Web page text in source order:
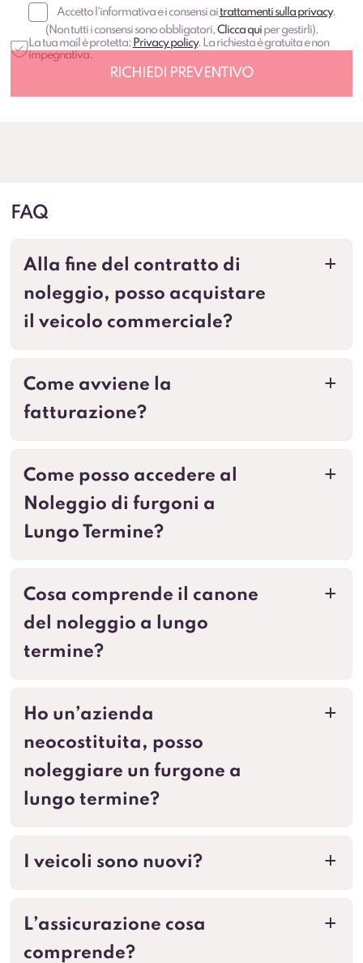
Accetto l'informativa e i consensi aitrattamenti sulla privacy.
(Non tutti i consensi sono obbligatori, Clicca quiper gestirli).
La tua mail è protetta: Privacy policy. La richiesta è gratuita e non
impegnativa.
FAQ
a
Alla fine del contratto di
noleggio, posso acquistare
il veicolo commerciale?
a
Come avviene la
fatturazione?
a
Come posso accedere al
Noleggio di furgoni a
Lungo Termine?
a
Cosa comprende il canone
del noleggio a lungo
termine?
a
Ho un’azienda
neocostituita, posso
noleggiare un furgone a
lungo termine?
a
I veicoli sono nuovi?
a
L’assicurazione cosa
comprende?